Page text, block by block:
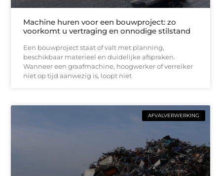
Machine huren voor een bouwproject: zo
voorkomt u vertraging en onnodige stilstand
Een bouwproject staat of valt met planning,
beschikbaar materieel en duidelijke afspraken.
Wanneer een graafmachine, hoogwerker of verreiker
niet op tijd aanwezig is, loopt niet
AFVALVERWERKING